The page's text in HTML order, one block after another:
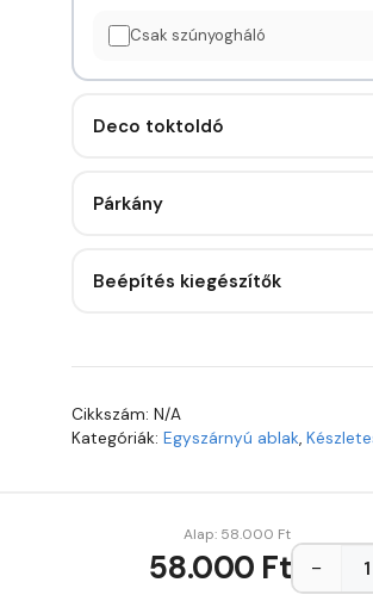
Csak szúnyogháló
Deco toktoldó
Párkány
Beépítés kiegészítők
Cikkszám:N/A
Kategóriák:Egyszárnyú ablak,
Alap: 58.000 Ft
58.000 Ft −